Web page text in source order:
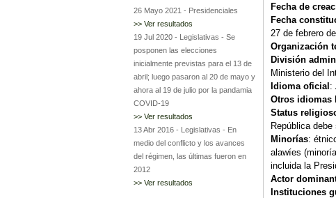
Fecha de
Fecha
27 de febrero
Organización
División
Ministerio del
Idioma oficial :
Otros idiomas
Status
República debe
Minorías:
alawíes
incluida la
Actor
Instituciones
26 Mayo 2021 - Presidenciales
>> Ver resultados
19 Jul 2020 - Legislativas - Se
posponen las elecciones
inicialmente previstas para el 13 de
abril; luego pasaron al 20 de mayo y
ahora al 19 de julio por la pandamia
COVID-19
>> Ver resultados
13 Abr 2016 - Legislativas - En
medio del conflicto y los avances
del régimen, las últimas fueron en
2012
>> Ver resultados